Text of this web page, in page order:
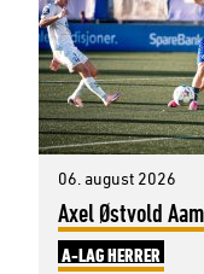
06. august 2026
Axel Østvold
A-LAG HERRER